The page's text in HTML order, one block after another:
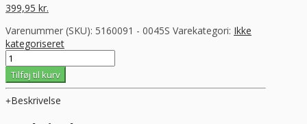
399,95 kr.
Varenummer (SKU): 5160091 - 0045S Varekategori: Ikke
kategoriseret
New
Nordic
skjorte
m/langærmet
koksgrå
Tilføj til kurv
Beskrivelse